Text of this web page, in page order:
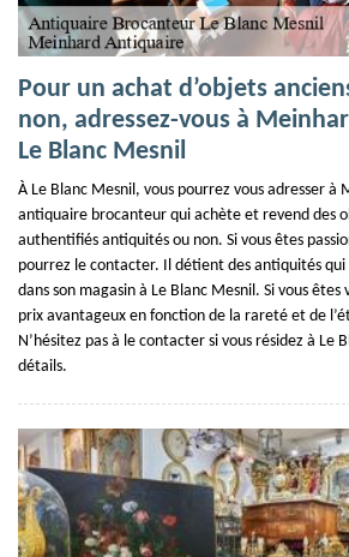
Pour un achat d’objets
non, adressez-vous à
Le Blanc Mesnil
À Le Blanc Mesnil, vous pourrez vous adresser
antiquaire brocanteur qui achète et revend des
authentifiés antiquités ou non. Si vous êtes
pourrez le contacter. Il détient des antiquités
dans son magasin à Le Blanc Mesnil. Si vous
prix avantageux en fonction de la rareté et de
N’hésitez pas à le contacter si vous résidez à Le
détails.